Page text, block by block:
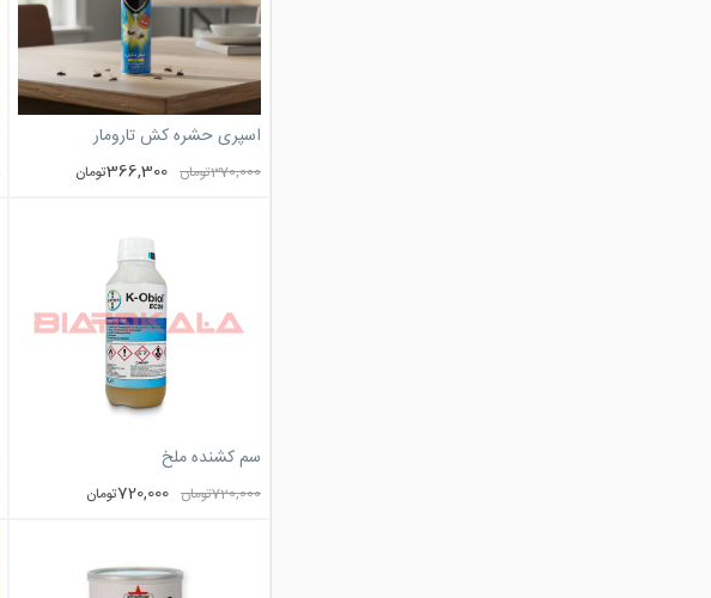
اسپری حشره کش تارومار
370,000تومان 366,300تومان
سم کشنده ملخ
720,000تومان 720,000تومان